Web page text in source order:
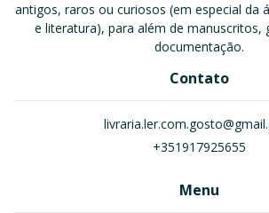
antigos, raros ou curiosos (em especial da
e literatura), para além de manuscritos,
documentação.
Contato
+351917925655
Menu